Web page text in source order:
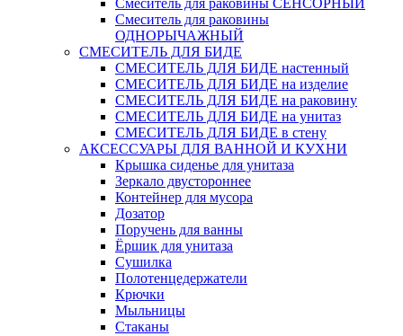
Смеситель для раковины СЕНСОРНЫЙ
Смеситель для раковины
ОДНОРЫЧАЖНЫЙ
СМЕСИТЕЛЬ ДЛЯ БИДЕ
СМЕСИТЕЛЬ ДЛЯ БИДЕ настенный
СМЕСИТЕЛЬ ДЛЯ БИДЕ на изделие
СМЕСИТЕЛЬ ДЛЯ БИДЕ на раковину
СМЕСИТЕЛЬ ДЛЯ БИДЕ на унитаз
СМЕСИТЕЛЬ ДЛЯ БИДЕ в стену
АКСЕССУАРЫ ДЛЯ ВАННОЙ И КУХНИ
Крышка сиденье для унитаза
Зеркало двустороннее
Контейнер для мусора
Дозатор
Поручень для ванны
Ёршик для унитаза
Сушилка
Полотенцедержатели
Крючки
Мыльницы
Стаканы